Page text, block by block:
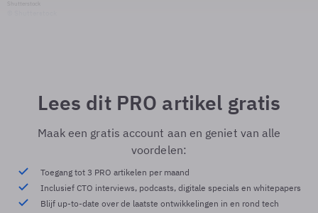
Lees dit PRO artikel gratis
Maak een gratis account aan en geniet van alle
voordelen:
Toegang tot 3 PRO artikelen per maand
Inclusief CTO interviews, podcasts, digitale specials en whitepapers
Blijf up-to-date over de laatste ontwikkelingen in en rond tech